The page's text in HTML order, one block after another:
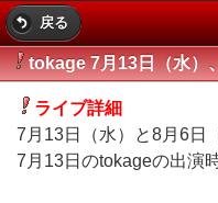
戻る
tokage 7月13日（水）
ライブ詳細
7月13日（水）と8月6日
7月13日のtokageの出演